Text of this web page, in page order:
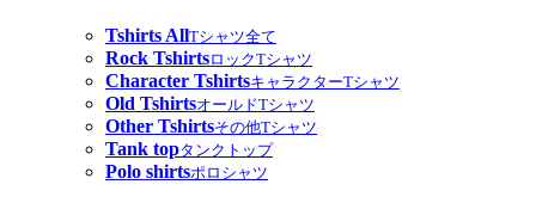
Tshirts AllTシャツ全て
Rock TshirtsロックTシャツ
Character TshirtsキャラクターTシャツ
Old TshirtsオールドTシャツ
Other Tshirtsその他Tシャツ
Tank topタンクトップ
Polo shirtsポロシャツ